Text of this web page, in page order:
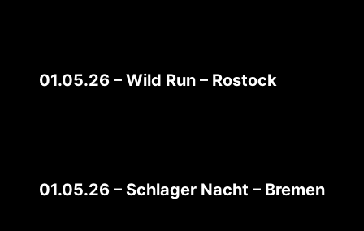
01.05.26 – Wild Run – Rostock
01.05.26 – Schlager Nacht – Bremen